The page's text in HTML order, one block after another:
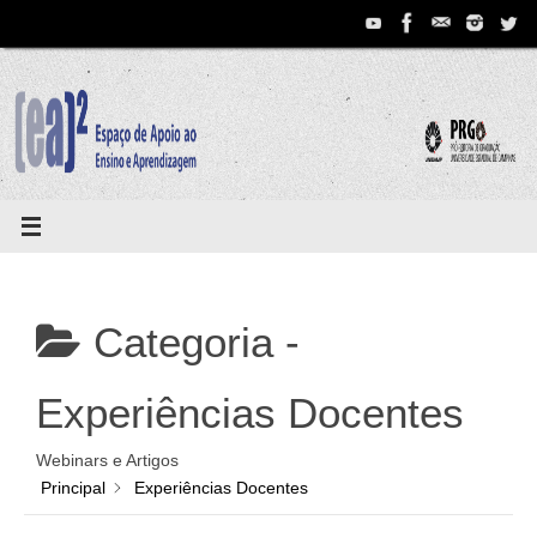
conteúdo
Categoria -
Experiências Docentes
Webinars e Artigos
Principal Experiências Docentes